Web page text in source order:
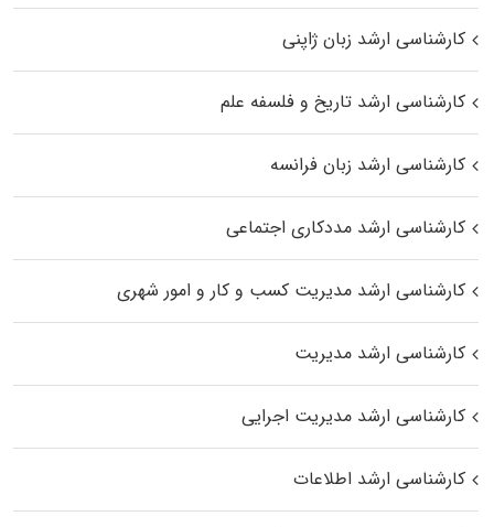
کارشناسی ارشد زبان ژاپنی
کارشناسی ارشد تاریخ و فلسفه علم
کارشناسی ارشد زبان فرانسه
کارشناسی ارشد مددکاری اجتماعی
کارشناسی ارشد مدیریت کسب و کار و امور شهری
کارشناسی ارشد مدیریت
کارشناسی ارشد مدیریت اجرایی
کارشناسی ارشد اطلاعات